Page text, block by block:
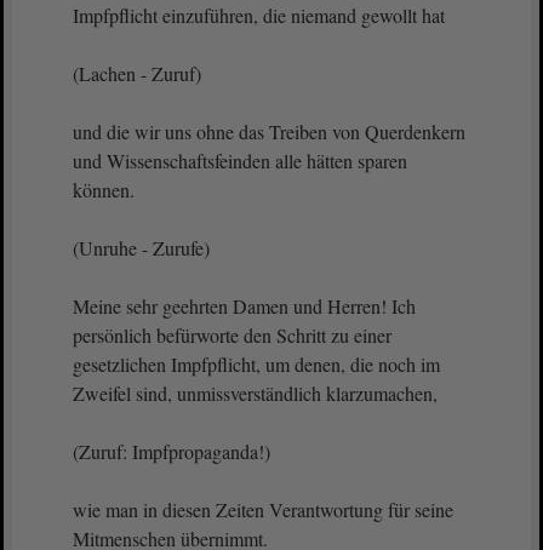
Impfpflicht einzuführen, die niemand gewollt hat
(Lachen - Zuruf)
und die wir uns ohne das Treiben von Querdenkern
und Wissenschaftsfeinden alle hätten sparen
können.
(Unruhe - Zurufe)
Meine sehr geehrten Damen und Herren! Ich
persönlich befürworte den Schritt zu einer
gesetzlichen Impfpflicht, um denen, die noch im
Zweifel sind, unmissverständlich klarzumachen,
(Zuruf: Impfpropaganda!)
wie man in diesen Zeiten Verantwortung für seine
Mitmenschen übernimmt.